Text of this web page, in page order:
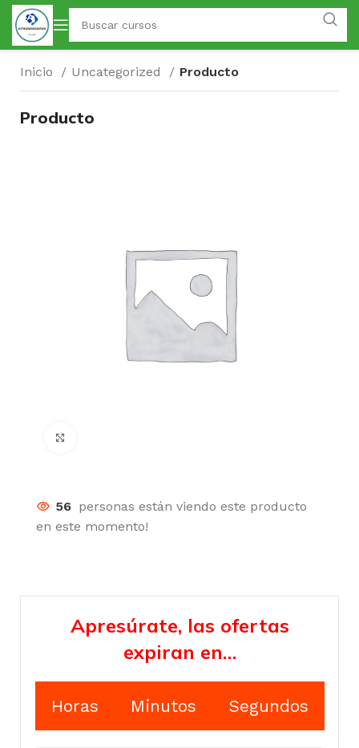
Inicio Uncategorized Producto
Producto
56 personas están viendo este producto
en este momento!
Apresúrate, las ofertas
expiran en…
Horas Minutos Segundos